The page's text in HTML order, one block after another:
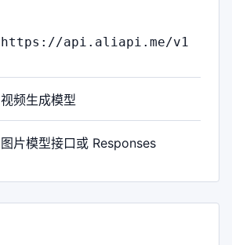
https://api.aliapi.me/v1
视频生成模型
图片模型接口或 Responses